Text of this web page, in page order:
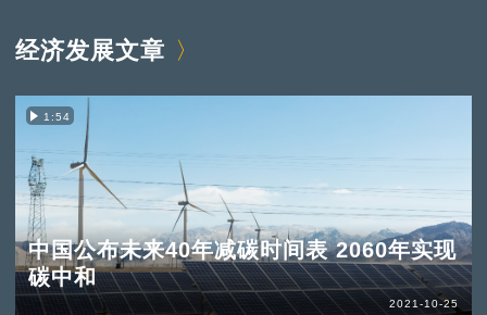
经济发展文章
1:54
中国公布未来40年减碳时间表 2060年实现
碳中和
2021-10-25